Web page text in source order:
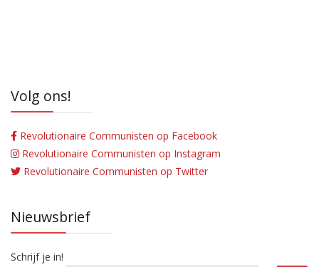
Volg ons!
Revolutionaire Communisten op Facebook
Revolutionaire Communisten op Instagram
Revolutionaire Communisten op Twitter
Nieuwsbrief
Schrijf je in!